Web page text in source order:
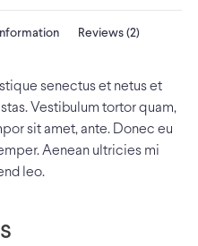
Reviews (2)
senectus et netus et
Vestibulum tortor quam,
sit amet, ante. Donec eu
Aenean ultricies mi
leo.